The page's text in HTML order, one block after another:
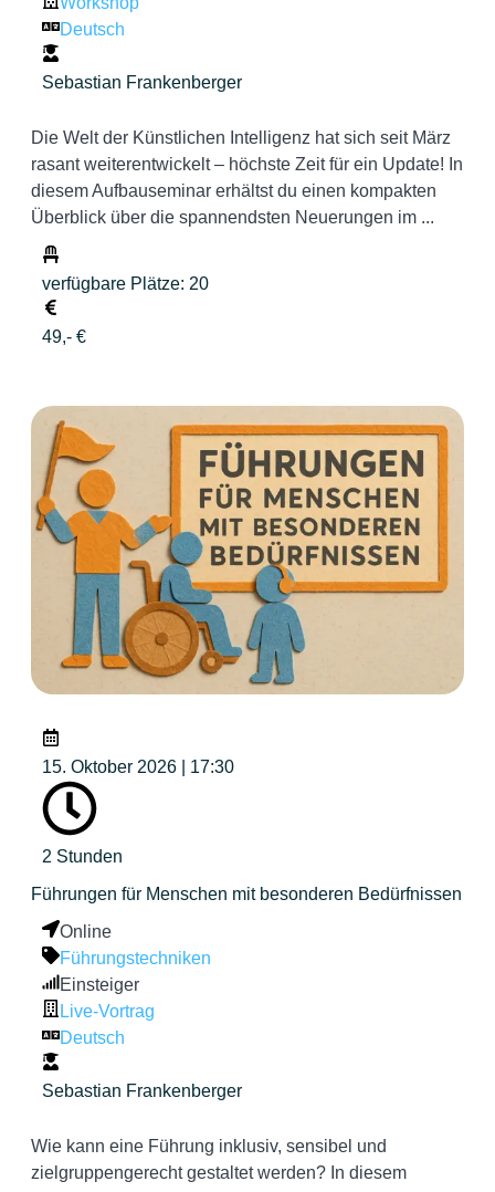
Deutsch
Sebastian Frankenberger
Die Welt der Künstlichen Intelligenz hat sich seit März
rasant weiterentwickelt – höchste Zeit für ein Update! In
diesem Aufbauseminar erhältst du einen kompakten
Überblick über die spannendsten Neuerungen im ...
verfügbare Plätze: 20
49,- €
15. Oktober 2026 | 17:30
2 Stunden
Führungen für Menschen mit besonderen Bedürfnissen
Online
Führungstechniken
Einsteiger
Live-Vortrag
Deutsch
Sebastian Frankenberger
Wie kann eine Führung inklusiv, sensibel und
zielgruppengerecht gestaltet werden? In diesem